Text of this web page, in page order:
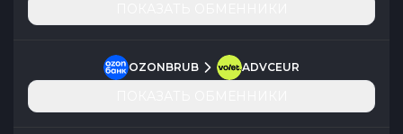
OZONBRUB ADVCEUR